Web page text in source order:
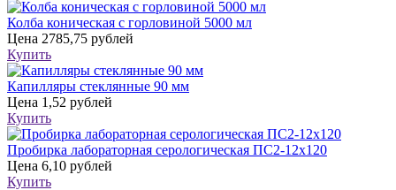
Колба коническая с горловиной 5000 мл
Цена 2785,75 рублей
Купить
Капилляры стеклянные 90 мм
Цена 1,52 рублей
Купить
Пробирка лабораторная серологическая ПС2-12х120
Цена 6,10 рублей
Купить